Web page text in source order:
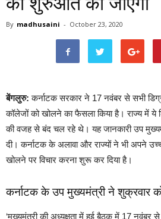
By madhusaini - October 23, 2020
बेंगलुरु: कर्नाटक सरकार ने 17 नवंबर से सभी
कॉलेजों को खोलने का फैसला किया है। राज्‍य में ये
की वजह से बंद चल रहे थे। यह जानकारी उप
दी। कर्नाटक के अलावा और राज्‍यों ने भी अपने
खोलने पर विचार करना शुरू कर दिया है।
कर्नाटक के उप मुख्‍यमंत्री ने शुक्रवार
‘मुख्‍यमंत्री की अध्‍यक्षता में हुई बैठक में 17 नवंबर